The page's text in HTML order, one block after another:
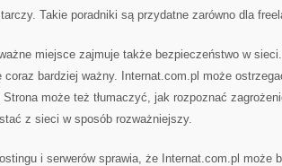
Takie poradniki są przydatne zarówno dla
miejsce zajmuje także bezpieczeństwo w
coraz bardziej ważny. Internat.com.pl może
może też tłumaczyć, jak rozpoznać
z sieci w sposób rozważniejszy.
i serwerów sprawia, że Internat.com.pl może